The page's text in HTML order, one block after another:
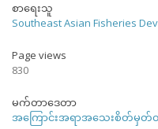
စာရေးသူ
Southeast Asian Fisheries
Page views
830
မက်တာဒေတာ
အကြောင်းအရာအသေးစိတ်မှတ်တ